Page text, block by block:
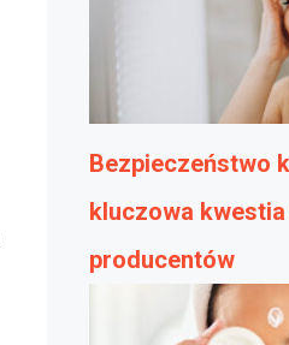
Bezpieczeństwo
kluczowa
producentów